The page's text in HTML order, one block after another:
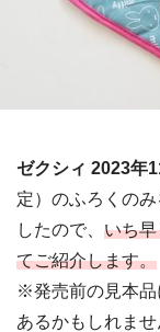
ゼクシィ 2023年
定）のふろくの
したので、 いち
てご紹介します。
※発売前の見本品
あるかもしれま